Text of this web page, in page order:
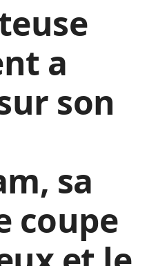
a
son
sa
coupe